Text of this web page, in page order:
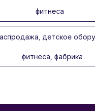
фитнеса
детское
фитнеса, фабрика